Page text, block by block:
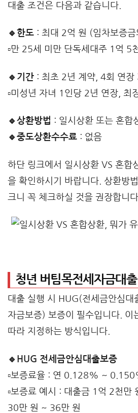
대출 조건은 다음과 같습니다.
🔹한도 : 최대 2억 원 (임차보증
▫️만 25세 미만 단독세대주 1억 5
🔹기간 : 최초 2년 계약, 4회 연
▫️미성년 자녀 1인당 2년 연장, 최
🔹상환방법 : 일시상환 또는 혼합
🔹중도상환수수료 : 없음
하단 링크에서 일시상환 VS 혼합
을 확인하시기 바랍니다. 상환방
크니 꼭 체크하실 것을 권장합니다.
청년 버팀목전세자금대
대출 실행 시 HUG(전세금안심대
자금보증) 보증이 필수입니다. 이
따라 지정하는 방식입니다.
🔹HUG 전세금안심대출보증
▫️보증료율 : 연 0.128% ~
▫️보증료 예시 : 대출금 1억 2천
30만 원 ~ 36만 원